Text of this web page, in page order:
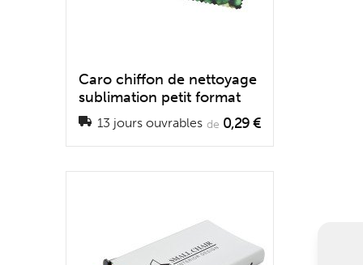
Caro chiffon de nettoyage
sublimation petit format
13 jours ouvrables de 0,29 €